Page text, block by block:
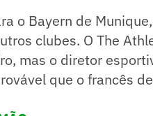
o Bayern de
clubes. O The
mas o diretor
que o francês